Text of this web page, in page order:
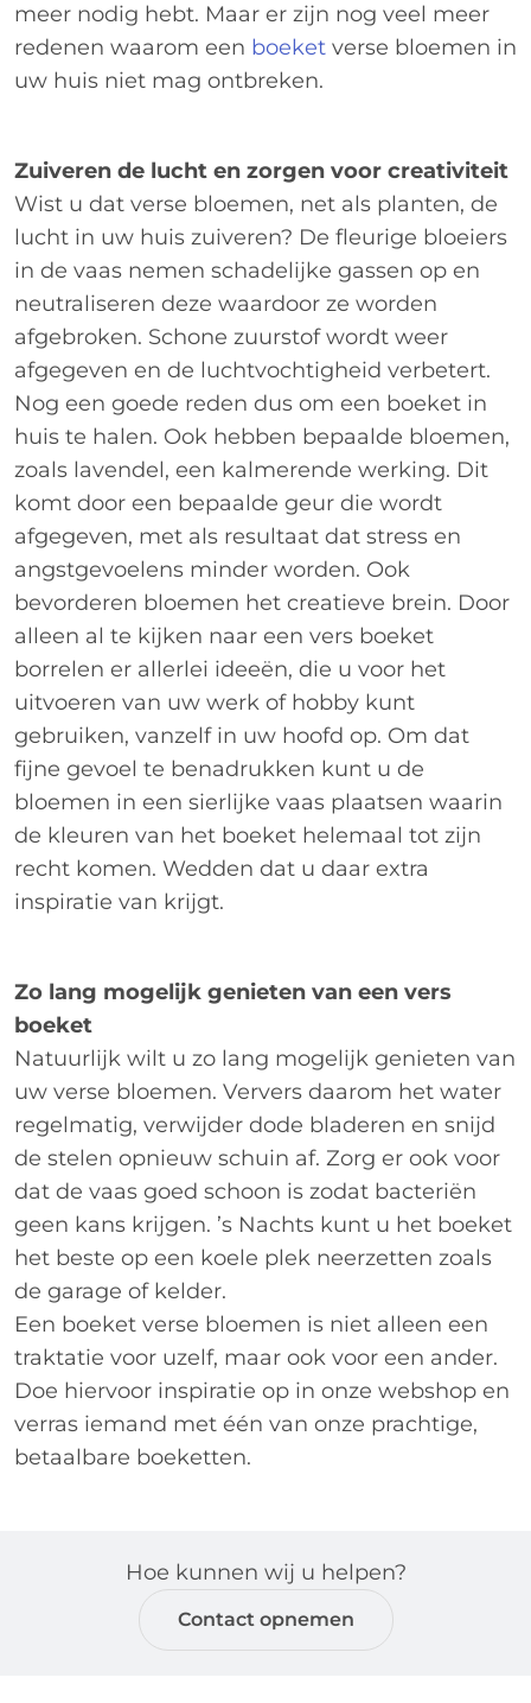
meer nodig hebt. Maar er zijn nog veel meer
redenen waarom een boeket verse bloemen in
uw huis niet mag ontbreken.
Zuiveren de lucht en zorgen voor creativiteit
Wist u dat verse bloemen, net als planten, de
lucht in uw huis zuiveren? De fleurige bloeiers
in de vaas nemen schadelijke gassen op en
neutraliseren deze waardoor ze worden
afgebroken. Schone zuurstof wordt weer
afgegeven en de luchtvochtigheid verbetert.
Nog een goede reden dus om een boeket in
huis te halen. Ook hebben bepaalde bloemen,
zoals lavendel, een kalmerende werking. Dit
komt door een bepaalde geur die wordt
afgegeven, met als resultaat dat stress en
angstgevoelens minder worden. Ook
bevorderen bloemen het creatieve brein. Door
alleen al te kijken naar een vers boeket
borrelen er allerlei ideeën, die u voor het
uitvoeren van uw werk of hobby kunt
gebruiken, vanzelf in uw hoofd op. Om dat
fijne gevoel te benadrukken kunt u de
bloemen in een sierlijke vaas plaatsen waarin
de kleuren van het boeket helemaal tot zijn
recht komen. Wedden dat u daar extra
inspiratie van krijgt.
Zo lang mogelijk genieten van een vers
boeket
Natuurlijk wilt u zo lang mogelijk genieten van
uw verse bloemen. Ververs daarom het water
regelmatig, verwijder dode bladeren en snijd
de stelen opnieuw schuin af. Zorg er ook voor
dat de vaas goed schoon is zodat bacteriën
geen kans krijgen. ’s Nachts kunt u het boeket
het beste op een koele plek neerzetten zoals
de garage of kelder.
Een boeket verse bloemen is niet alleen een
traktatie voor uzelf, maar ook voor een ander.
Doe hiervoor inspiratie op in onze webshop en
verras iemand met één van onze prachtige,
betaalbare boeketten.
Hoe kunnen wij u helpen?
Contact opnemen